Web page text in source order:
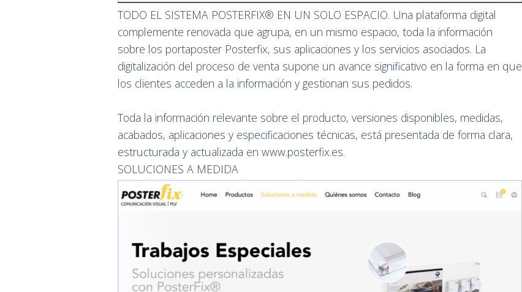
TODO EL SISTEMA POSTERFIX® EN UN SOLO ESPACIO. Una plataforma digital
complemente renovada que agrupa, en un mismo espacio, toda la información
sobre los portaposter Posterfix, sus aplicaciones y los servicios asociados. La
digitalización del proceso de venta supone un avance significativo en la forma en que
los clientes acceden a la información y gestionan sus pedidos.
Toda la información relevante sobre el producto, versiones disponibles, medidas,
acabados, aplicaciones y especificaciones técnicas, está presentada de forma clara,
estructurada y actualizada en www.posterfix.es.
SOLUCIONES A MEDIDA